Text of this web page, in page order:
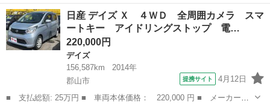
名： 日産 ■ 車種名： デイズ ■ グレード名： ハイウェイスタ
ー Ｊ 関東入 ナビ Ｂｌｕｅｔｏｏｔｈ フルセグ ＴＶ オー
トエアコン ＨＩ...
福島 郡山市 デイズ
日産 デイズ Ｘ ４ＷＤ 全周囲カメラ スマ
ートキー アイドリングストップ 電…
220,000円
デイズ
156,587km
2014年
郡山市
提携サイト 4月12日
■ 支払総額: 25万円 ■ 車両本体価格： 220,000 円 ■ メーカー